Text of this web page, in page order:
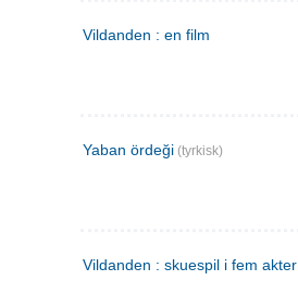
Vildanden : en film
Yaban ördeği (tyrkisk)
Vildanden : skuespil i fem akter